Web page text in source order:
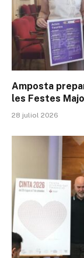
Amposta
les Festes
28 juliol 2026